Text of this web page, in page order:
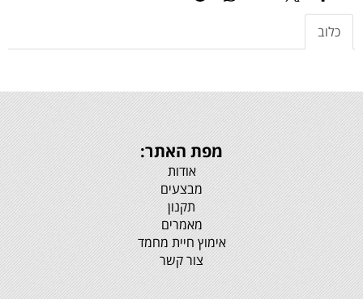
כלוב
מפת האתר:
אודות
מבצעים
תקנון
מאמרים
אימוץ חיית מחמד
צור קשר